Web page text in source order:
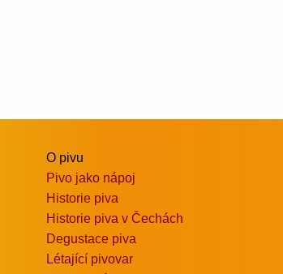
O pivu
Pivo jako nápoj
Historie piva
Historie piva v Čechách
Degustace piva
Létající pivovar